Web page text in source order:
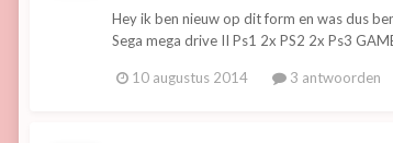
Hey ik ben nieuw op dit form en was dus
Sega mega drive II Ps1 2x PS2 2x Ps3
10 augustus 2014 3 antwoorden